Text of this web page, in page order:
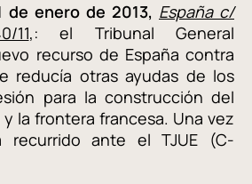
enero de 2013, España c/
11,: el Tribunal General
recurso de España contra
reducía otras ayudas de los
para la construcción del
y la frontera francesa. Una vez
recurrido ante el TJUE (C-